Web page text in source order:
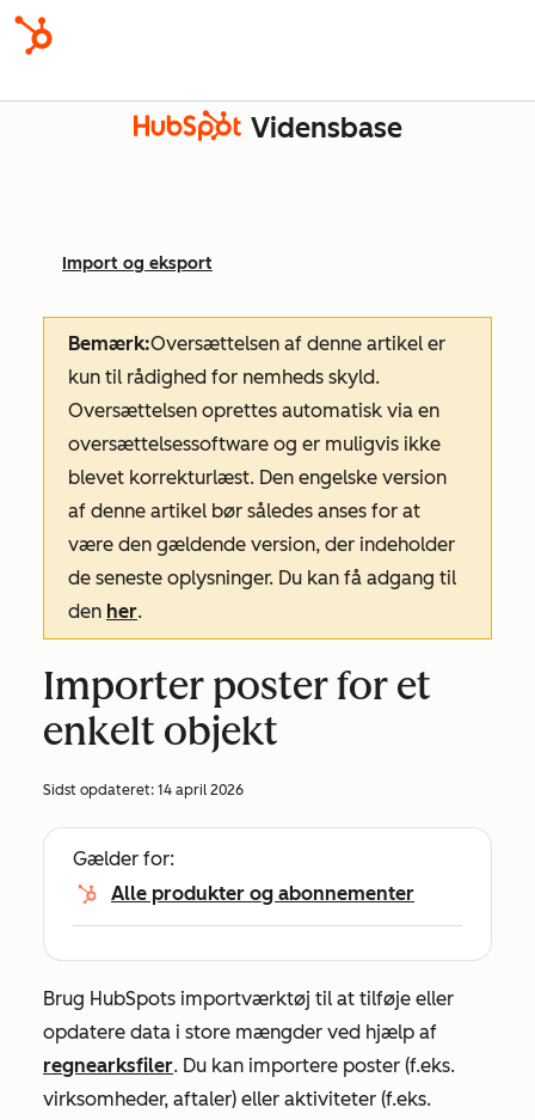
Vidensbase
Import og eksport
Bemærk:Oversættelsen af denne artikel er
kun til rådighed for nemheds skyld.
Oversættelsen oprettes automatisk via en
oversættelsessoftware og er muligvis ikke
blevet korrekturlæst. Den engelske version
af denne artikel bør således anses for at
være den gældende version, der indeholder
de seneste oplysninger. Du kan få adgang til
den her.
Importer poster for et
enkelt objekt
Sidst opdateret: 14 april 2026
Gælder for:
Alle produkter og abonnementer
Brug HubSpots importværktøj til at tilføje eller
opdatere data i store mængder ved hjælp af
regnearksfiler. Du kan importere poster (f.eks.
virksomheder, aftaler) eller aktiviteter (f.eks.